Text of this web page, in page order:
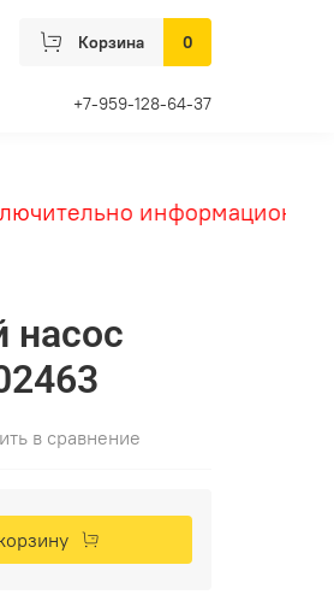
Корзина 0
+7-959-128-64-37
насос
в сравнение